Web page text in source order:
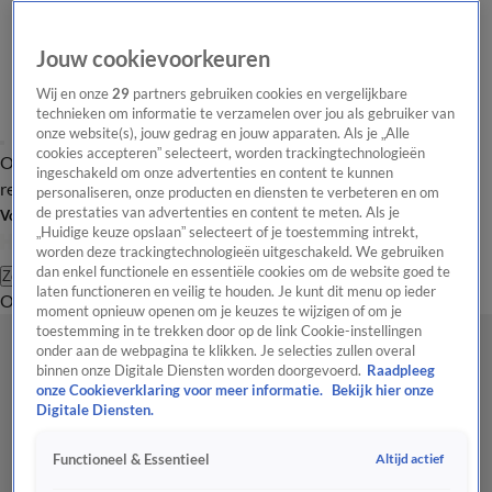
Overzicht Laatste nieuws Regionieuws Het beste van Hart
Tip de
redactie
Volg Hart van Nederland
Zoeken
OverzichtRegioUitzendingenWeerTip de redactiePanelVideo's
Jouw cookievoorkeuren
Wij en onze29 partners gebruiken cookies en vergelijkbare
technieken om informatie te verzamelen over jou als gebruiker van
onze website(s), jouw gedrag en jouw apparaten. Als je „Alle
cookies accepteren” selecteert, worden trackingtechnologieën
ingeschakeld om onze advertenties en content te kunnen
personaliseren, onze producten en diensten te verbeteren en om
de prestaties van advertenties en content te meten. Als je
„Huidige keuze opslaan” selecteert of je toestemming intrekt,
worden deze trackingtechnologieën uitgeschakeld. We gebruiken
dan enkel functionele en essentiële cookies om de website goed te
laten functioneren en veilig te houden. Je kunt dit menu op ieder
moment opnieuw openen om je keuzes te wijzigen of om je
toestemming in te trekken door op de link Cookie-instellingen
onder aan de webpagina te klikken. Je selecties zullen overal
binnen onze Digitale Diensten worden doorgevoerd. Raadpleeg
onze Cookieverklaring voor meer informatie.
Bekijk hier onze
Digitale Diensten.
Functioneel & Essentieel Altijd actief